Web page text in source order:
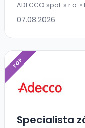
ADECCO spol. s r.o. •
07.08.2026
TOP
Specialista